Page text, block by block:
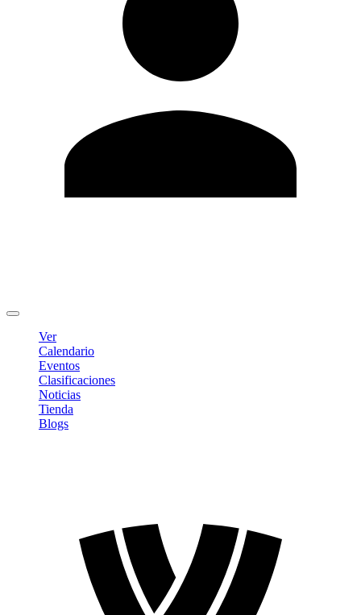
Ver
Calendario
Eventos
Clasificaciones
Noticias
Tienda
Blogs